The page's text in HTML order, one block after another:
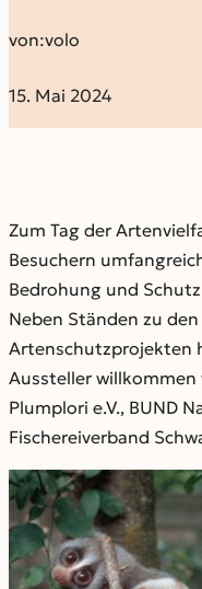
von:volo
15. Mai 2024
Zum Tag der
Besuchern
Bedrohung und
Neben Ständen zu
Artenschutzprojekten
Aussteller willkommen
Plumplori e.V., BUND
Fischereiverband